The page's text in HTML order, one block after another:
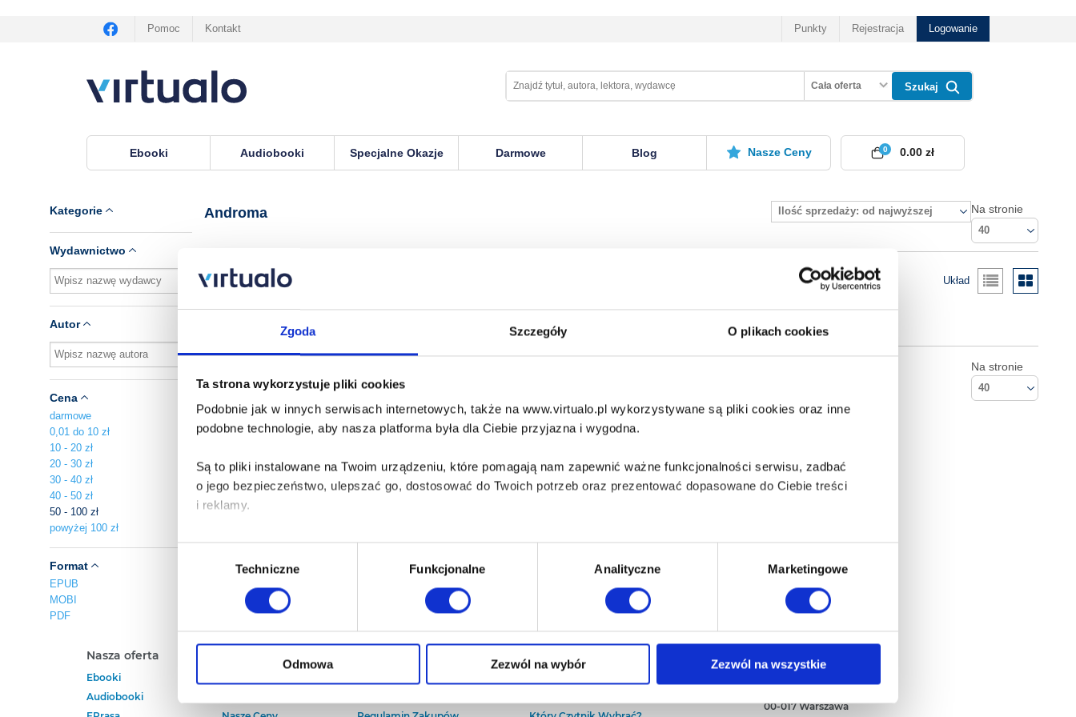
Zgoda Szczegóły O plikach cookies
Ta strona wykorzystuje pliki cookies
Podobnie jak w innych serwisach internetowych, także na www.virtualo.pl wykorzystywane są pliki cookies oraz inne
podobne technologie, aby nasza platforma była dla Ciebie przyjazna i wygodna.
Są to pliki instalowane na Twoim urządzeniu, które pomagają nam zapewnić ważne funkcjonalności serwisu, zadbać
o jego bezpieczeństwo, ulepszać go, dostosować do Twoich potrzeb oraz prezentować dopasowane do Ciebie treści
i reklamy.
Poza plikami, które są nam niezbędne do prawidłowego i bezpiecznego działania serwisu - są także takie, które wymagają
Twojej zgody.
Każda udzielona zgoda poprawi Twoje doświadczenia jeśli jesteś naszym Użytkownikiem.
Wybór
Techniczne Funkcjonalne Analityczne Marketingowe
Odmowa Zezwól na wybór Zezwól na wszystkie
Pomoc Kontakt Punkty Rejestracja Logowanie
Cała oferta Szukaj
Ebooki Audiobooki Specjalne Okazje Darmowe Blog Nasze Ceny 0
0.00 zł
Kategorie
Wydawnictwo
Autor
Cena
darmowe
0,01 do 10 zł
10 - 20 zł
20 - 30 zł
30 - 40 zł
40 - 50 zł
50 - 100 zł
powyżej 100 zł
Format
EPUB
MOBI
PDF
Androma Ilość sprzedaży: od najwyższej Na stronie
40
Układ
Na stronie
40
Nasza oferta
Ebooki
Audiobooki
Baza wiedzy
Empik S.A
00-017 Warszawa